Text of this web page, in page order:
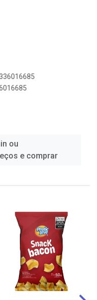
ou
e comprar